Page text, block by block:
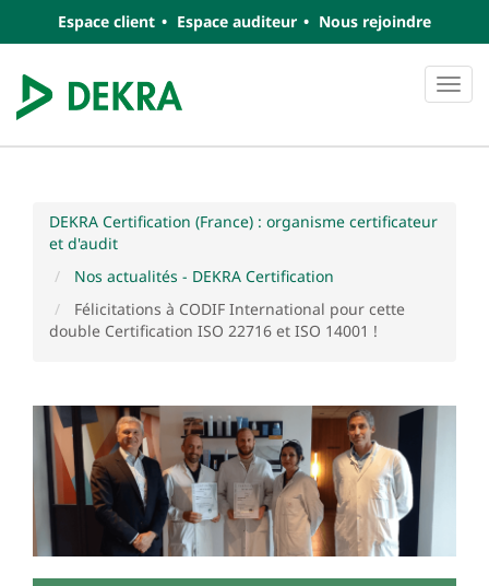
Espace client Espace auditeur Nous rejoindre
DEKRA Certification (France) : organisme certificateur
et d'audit
Nos actualités - DEKRA Certification
Félicitations à CODIF International pour cette
double Certification ISO 22716 et ISO 14001 !